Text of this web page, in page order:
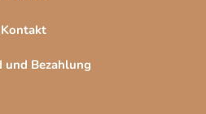
Kontakt
und Bezahlung